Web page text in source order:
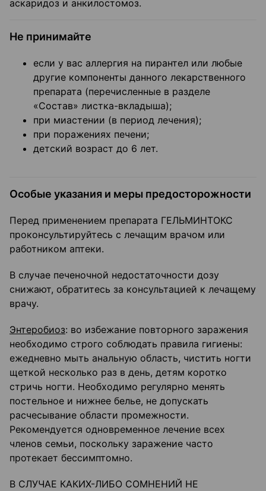
аскаридоз и анкилостомоз.
Не принимайте
если у вас аллергия на пирантел или любые
другие компоненты данного лекарственного
препарата (перечисленные в разделе
«Состав» листка-вкладыша);
при миастении (в период лечения);
при поражениях печени;
детский возраст до 6 лет.
Особые указания и меры предосторожности
Перед применением препарата ГЕЛЬМИНТОКС
проконсультируйтесь с лечащим врачом или
работником аптеки.
В случае печеночной недостаточности дозу
снижают, обратитесь за консультацией к лечащему
врачу.
Энтеробиоз: во избежание повторного заражения
необходимо строго соблюдать правила гигиены:
ежедневно мыть анальную область, чистить ногти
щеткой несколько раз в день, детям коротко
стричь ногти. Необходимо регулярно менять
постельное и нижнее белье, не допускать
расчесывание области промежности.
Рекомендуется одновременное лечение всех
членов семьи, поскольку заражение часто
протекает бессимптомно.
В СЛУЧАЕ КАКИХ-ЛИБО СОМНЕНИЙ НЕ